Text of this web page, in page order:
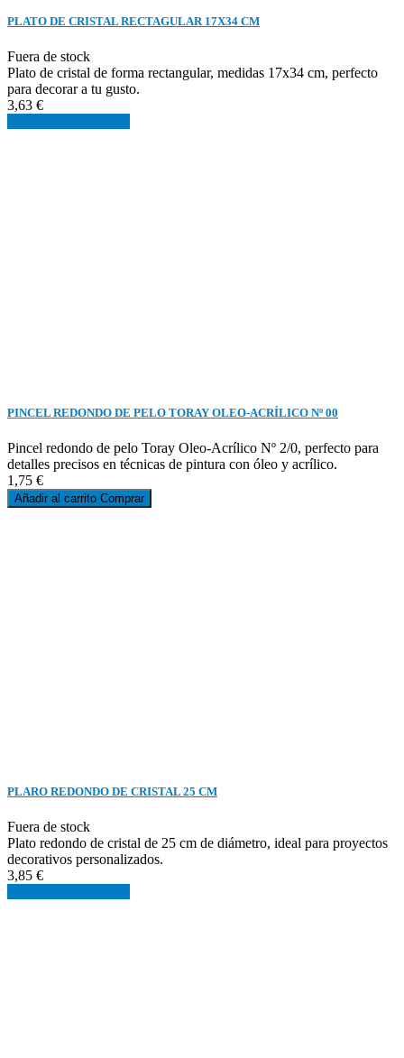
PLATO DE CRISTAL RECTAGULAR 17X34 CM
Fuera de stock
Plato de cristal de forma rectangular, medidas 17x34 cm, perfecto
para decorar a tu gusto.
3,63 €
PINCEL REDONDO DE PELO TORAY OLEO-ACRÍLICO Nº 00
Pincel redondo de pelo Toray Oleo-Acrílico Nº 2/0, perfecto para
detalles precisos en técnicas de pintura con óleo y acrílico.
1,75 €
Añadir al carrito Comprar
PLARO REDONDO DE CRISTAL 25 CM
Fuera de stock
Plato redondo de cristal de 25 cm de diámetro, ideal para proyectos
decorativos personalizados.
3,85 €